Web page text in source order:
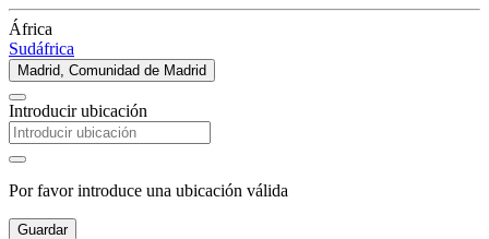
África
Sudáfrica
Madrid, Comunidad de Madrid
Introducir ubicación
Por favor introduce una ubicación válida
Guardar